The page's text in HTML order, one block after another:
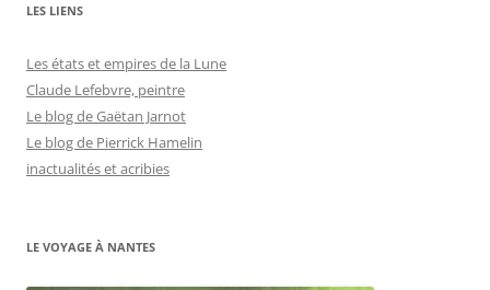
LES LIENS
Les états et empires de la Lune
Claude Lefebvre, peintre
Le blog de Gaëtan Jarnot
Le blog de Pierrick Hamelin
inactualités et acribies
LE VOYAGE À NANTES